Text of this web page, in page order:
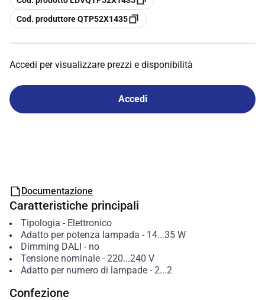
copia
Cod. produttore QTP52X1435
Accedi per visualizzare prezzi e disponibilità
Accedi
Documentazione
Caratteristiche principali
Tipologia - Elettronico
Adatto per potenza lampada - 14...35 W
Dimming DALI - no
Tensione nominale- 220...240 V
Adatto per numero di lampade- 2...2
Confezione